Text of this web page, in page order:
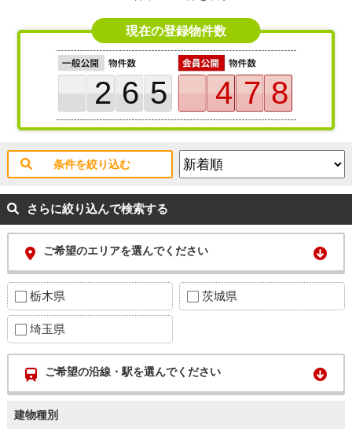
現在の登録物件数
265 478
条件を絞り込む
さらに絞り込んで検索する
ご希望のエリアを選んでください
栃木県 茨城県
埼玉県
ご希望の沿線・駅を選んでください
建物種別